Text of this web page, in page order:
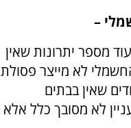
–
מספר יתרונות שאין
לא מייצר פסולת
שאין בבתים
לא מסובך כלל אלא